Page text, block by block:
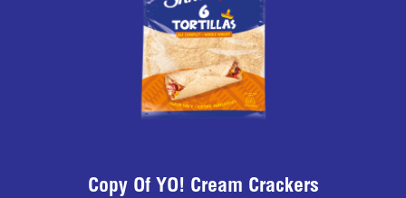
Copy Of YO! Cream Crackers